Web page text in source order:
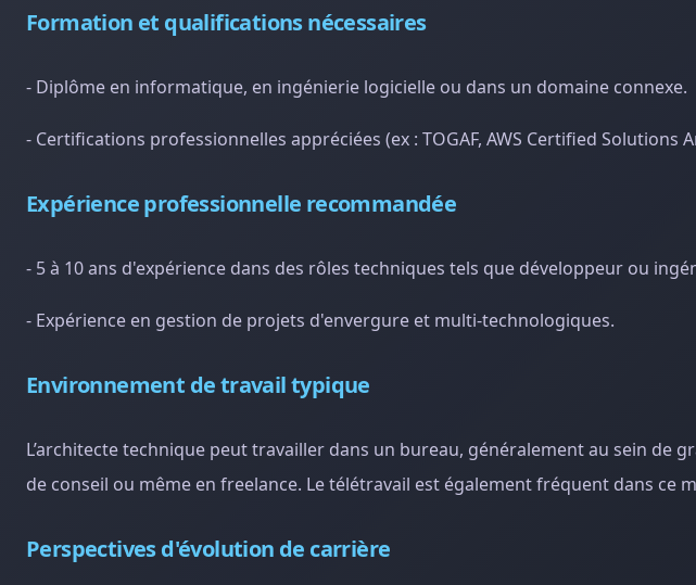
Formation et qualifications nécessaires
- Diplôme en informatique, en ingénierie logicielle ou dans un domaine connexe.
- Certifications professionnelles appréciées (ex : TOGAF, AWS Certified Solutions
Expérience professionnelle recommandée
- 5 à 10 ans d'expérience dans des rôles techniques tels que développeur ou
- Expérience en gestion de projets d'envergure et multi-technologiques.
Environnement de travail typique
L’architecte technique peut travailler dans un bureau, généralement au sein de
de conseil ou même en freelance. Le télétravail est également fréquent dans ce
Perspectives d'évolution de carrière